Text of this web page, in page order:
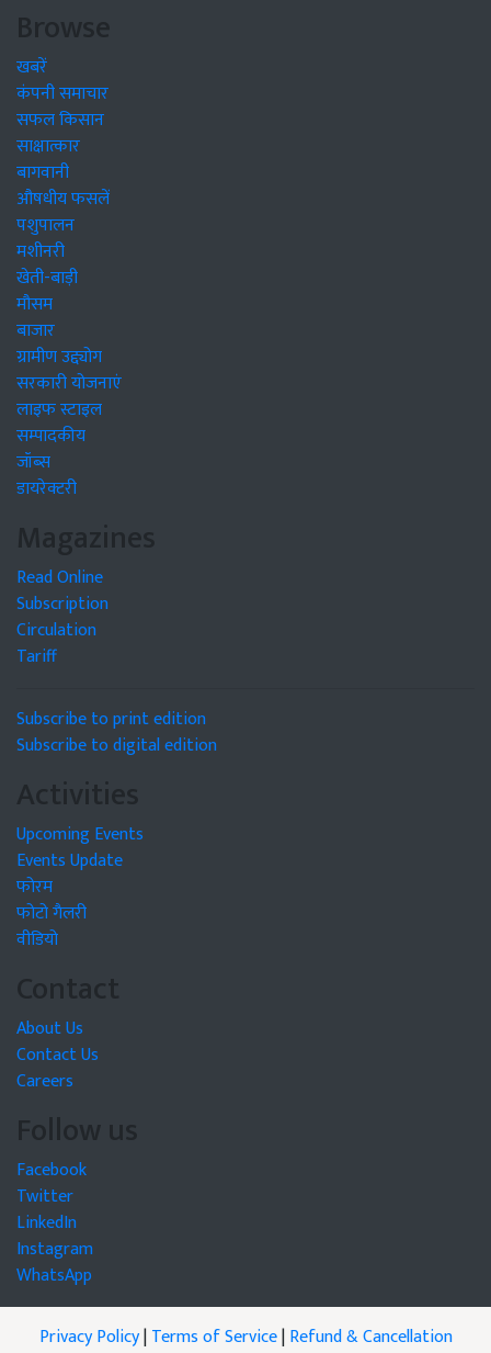
Browse
खबरें
कंपनी समाचार
सफल किसान
साक्षात्कार
बागवानी
औषधीय फसलें
पशुपालन
मशीनरी
खेती-बाड़ी
मौसम
बाजार
ग्रामीण उद्द्योग
सरकारी योजनाएं
लाइफ स्टाइल
सम्पादकीय
जॉब्स
डायरेक्टरी
Magazines
Read Online
Subscription
Circulation
Tariff
Subscribe to print edition
Subscribe to digital edition
Activities
Upcoming Events
Events Update
फोरम
फोटो गैलरी
वीडियो
Contact
About Us
Contact Us
Careers
Follow us
Facebook
Twitter
LinkedIn
Instagram
WhatsApp
Privacy Policy|Terms of Service|Refund & Cancellation